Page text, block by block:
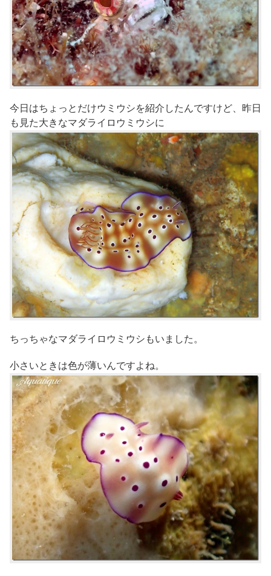
今日はちょっとだけウミウシを紹介したんですけど、昨日
も見た大きなマダライロウミウシに
ちっちゃなマダライロウミウシもいました。
小さいときは色が薄いんですよね。